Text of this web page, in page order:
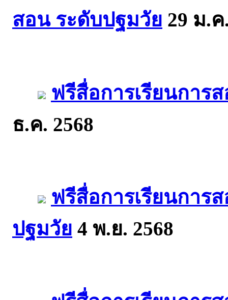
สอน ระดับปฐมวัย 29 ม.ค
ฟรีสื่อการเรียนการ
ธ.ค. 2568
ฟรีสื่อการเรียนกา
ปฐมวัย 4 พ.ย. 2568